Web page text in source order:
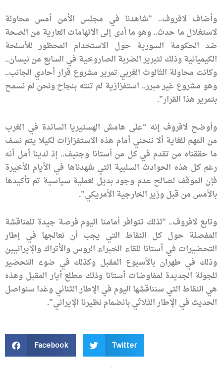
وأضاف لافروف.. “شاهدنا في مجلس الأمن أمس محاولة
لاستغلال ما حدث.. وهو ما أدى إلى الاتهامات العارية من الصحة
ضد الحكومة السورية حول الاستخدام المحظور للأسلحة
الكيميائية وذلك لتبرير الضربة الصاروخية في السابع من نيسان..
وكانت محاولة الثالوث الغربي تمرير مشروع قرار أحادي الجانب..
وهو مشروع غير مبرر.. استفزازية لم تنته بنجاح ونحن لم نسمح
بتمرير هذا القرار”.
وأوضح لافروف إنه “على هامش الهستيريا السائدة في الغرب
من المهم للغاية ألا ننحني أمام هذه الاستفزازات لكيلا يتم نسف
ما حققناه من تقدم في كل من أستانا وجنيف.. إذ لدينا أمل أنه
رغم كل هذه الحوادث السلبية التي شهدناها في الأيام الأخيرة
فإن الموقف لصالح عدم وجود بديل لعملية سياسية تم تأكيدها
بالأمس من قبل وزير الخارجية الأمريكي”.
وتابع لافروف.. “لذلك تتوافر أمامنا اليوم فرصة جيدة للمناقشة
المفصلة حول كل النقاط التي يجب أن نعالجها في إطار
التحضيرات في أستانا للقاء الخبراء الروس والأتراك والإيرانيين
وذلك في طهران بالأسبوع المقبل وكذلك في ضوء التحضير
للجولة الجديدة لمفاوضات أستانا وذلك مطلع أيار المقبل وهذه
هي النقاط التي سنناقشها اليوم في الإطار الثنائي وغدا سنواصل
الحديث في الإطار الثلاثي بانضمام نظيرنا الإيراني”.
Facebook Twitter